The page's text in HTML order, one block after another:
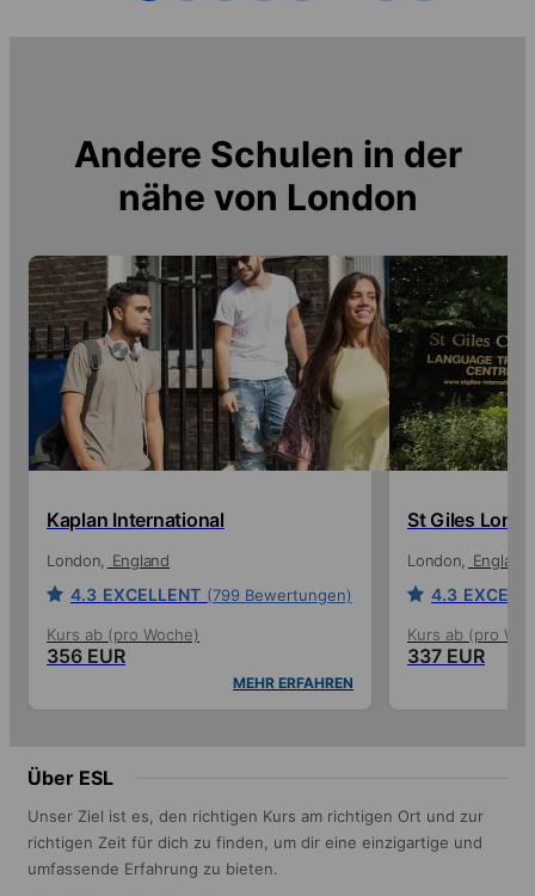
Andere Schulen in der
nähe von London
Kaplan International
London England
4.3 EXCELLENT (799 Bewertungen)
Kurs ab (pro Woche)
356 EUR
MEHR ERFAHREN
St Giles
London England
4.3
Kurs ab (pro
337 EUR
Über ESL
Unser Ziel ist es, den richtigen Kurs am richtigen Ort und zur
richtigen Zeit für dich zu finden, um dir eine einzigartige und
umfassende Erfahrung zu bieten.